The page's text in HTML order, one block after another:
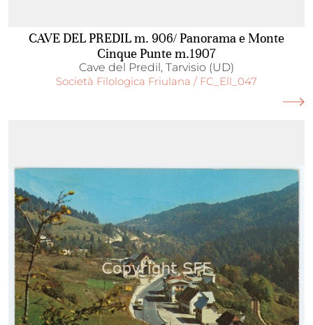
CAVE DEL PREDIL m. 906/ Panorama e Monte
Cinque Punte m.1907
Cave del Predil, Tarvisio (UD)
Società Filologica Friulana / FC_Ell_047